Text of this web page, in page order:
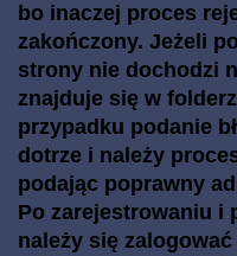
bo inaczej proces
zakończony. Jeżeli
strony nie dochodzi
znajduje się w
przypadku podanie
dotrze i należy
podając poprawny
Po zarejestrowaniu i
należy się